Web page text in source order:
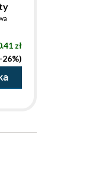
zł
26%)